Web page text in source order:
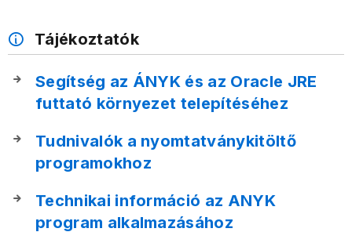
Tájékoztatók
Segítség az ÁNYK és az Oracle JRE
futtató környezet telepítéséhez
Tudnivalók a nyomtatványkitöltő
programokhoz
Technikai információ az ANYK
program alkalmazásához